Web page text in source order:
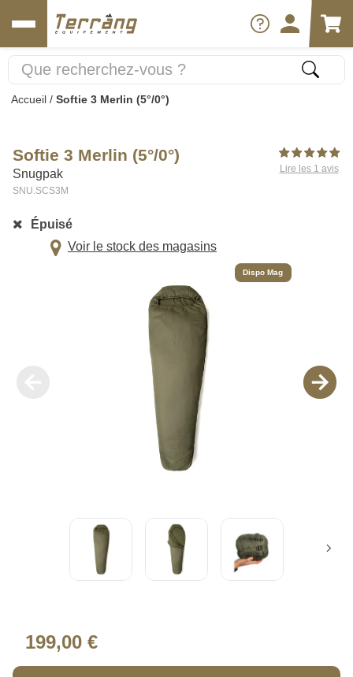
Accueil / Softie 3 Merlin (5°/0°)
Softie 3 Merlin (5°/0°)
Snugpak
SNU.SCS3M
Lire les 1 avis
Épuisé
Voir le stock des magasins
Dispo Mag
199,00 €